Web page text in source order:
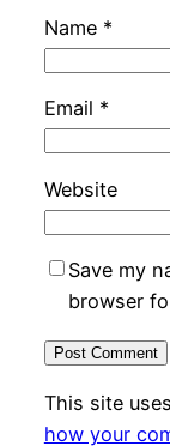
Name *
Email *
Website
Save my
browser
This site
how your